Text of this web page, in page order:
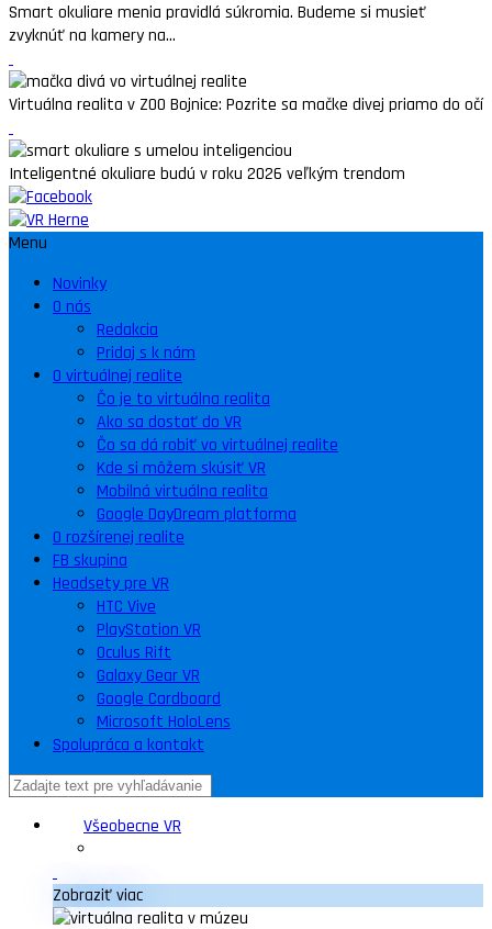
Smart okuliare menia pravidlá súkromia. Budeme si musieť
zvyknúť na kamery na...
Virtuálna realita v ZOO Bojnice: Pozrite sa mačke divej priamo do očí
Inteligentné okuliare budú v roku 2026 veľkým trendom
Menu
Novinky
O nás
Redakcia
Pridaj s k nám
O virtuálnej realite
Čo je to virtuálna realita
Ako sa dostať do VR
Čo sa dá robiť vo virtuálnej realite
Kde si môžem skúsiť VR
Mobilná virtuálna realita
Google DayDream platforma
O rozšírenej realite
FB skupina
Headsety pre VR
HTC Vive
PlayStation VR
Oculus Rift
Galaxy Gear VR
Google Cardboard
Microsoft HoloLens
Spolupráca a kontakt
Všeobecne VR
Zobraziť viac